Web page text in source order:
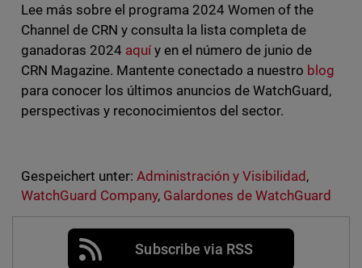
Lee más sobre el programa 2024 Women of the
Channel de CRN y consulta la lista completa de
ganadoras 2024 aquíy en el número de junio de
CRN Magazine. Mantente conectado a nuestro blog
para conocer los últimos anuncios de WatchGuard,
perspectivas y reconocimientos del sector.
Gespeichert unter: Administración y Visibilidad ,
WatchGuard Company, Galardones de WatchGuard
Subscribe via RSS